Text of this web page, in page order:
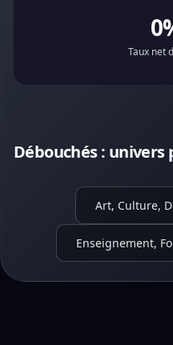
Taux net
Débouchés : univers
Art, Culture,
Enseignement,